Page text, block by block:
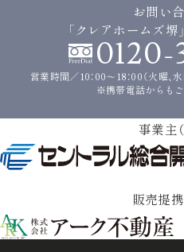
お問い
「クレアホームズ堺
営業時間／10：00〜18：00（火曜、
※携帯電話からもご
事業主
販売提携